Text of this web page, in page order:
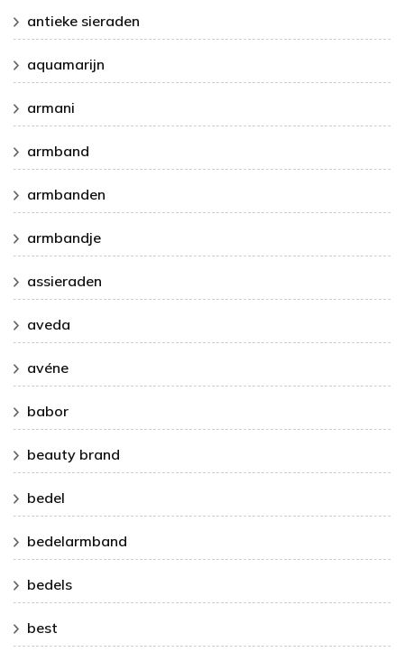
antieke sieraden
aquamarijn
armani
armband
armbanden
armbandje
assieraden
aveda
avéne
babor
beauty brand
bedel
bedelarmband
bedels
best